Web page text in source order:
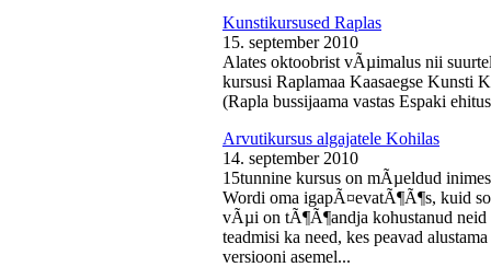
Kunstikursused Raplas
15. september 2010
Alates oktoobrist vÃµimalus nii
kursusi Raplamaa Kaasaegse Kunsti
(Rapla bussijaama vastas Espaki
Arvutikursus algajatele Kohilas
14. september 2010
15tunnine kursus on mÃµeldud
Wordi oma igapÃ¤evatÃ¶Ã¶s, kuid
vÃµi on tÃ¶Ã¶andja kohustanud neid
teadmisi ka need, kes peavad
versiooni asemel...